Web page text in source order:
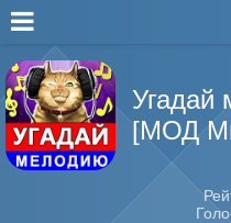
Угадай
[МОД